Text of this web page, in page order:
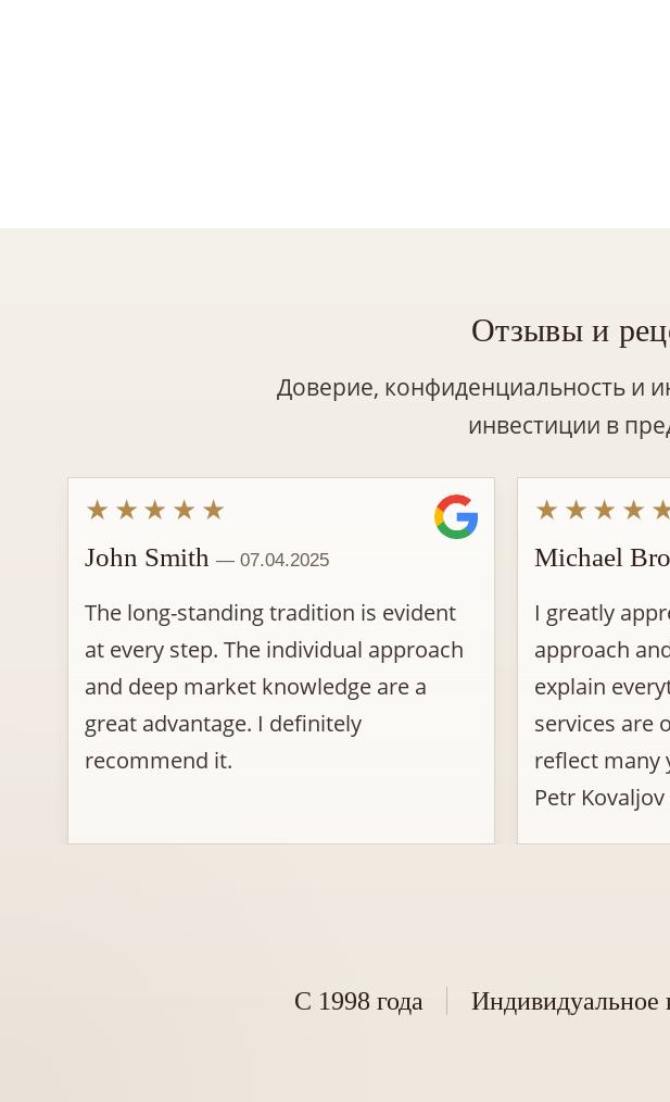
Отзывы и
Доверие, конфиденциальность и
инвестиции в
★★★★★
John Smith — 07.04.2025
The long-standing tradition is evident
at every step. The individual approach
and deep market knowledge are a
great advantage. I definitely
recommend it.
Michael
I greatly
approach
explain
services are
reflect many
Petr
С 1998 года Индивидуальное